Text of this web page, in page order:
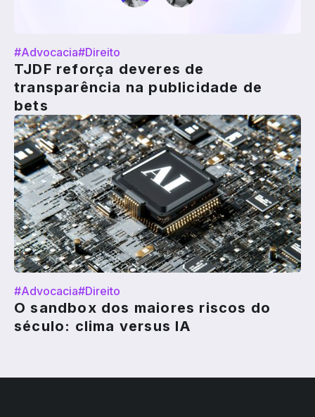
#Advocacia#Direito
TJDF reforça deveres de
transparência na publicidade de
bets
#Advocacia#Direito
O sandbox dos maiores riscos do
século: clima versus IA